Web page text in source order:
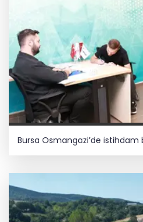
Bursa Osmangazi’de istihdam